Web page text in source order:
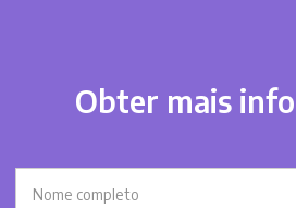
Obter mais